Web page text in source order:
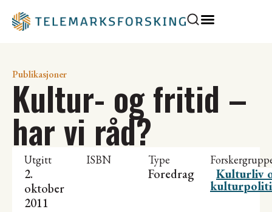
Publikasjoner
Kultur- og fritid –
har vi råd?
Utgitt
2.
oktober
2011
ISBN Type
Foredrag Kulturliv